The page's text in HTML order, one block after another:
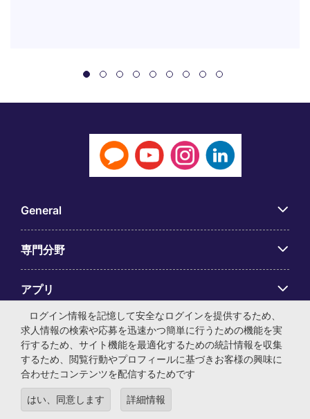
General
専門分野
アプリ
Employer Centre
© マイケル・ペイジ・インターナショナル・ジャパン株式会
ログイン情報を記憶して安全なログインを提供するため、
求人情報の検索や応募を迅速かつ簡単に行うための機能を実
行するため、サイト機能を最適化するための統計情報を収集
するため、閲覧行動やプロフィールに基づきお客様の興味に
合わせたコンテンツを配信するためです
はい、同意します 詳細情報